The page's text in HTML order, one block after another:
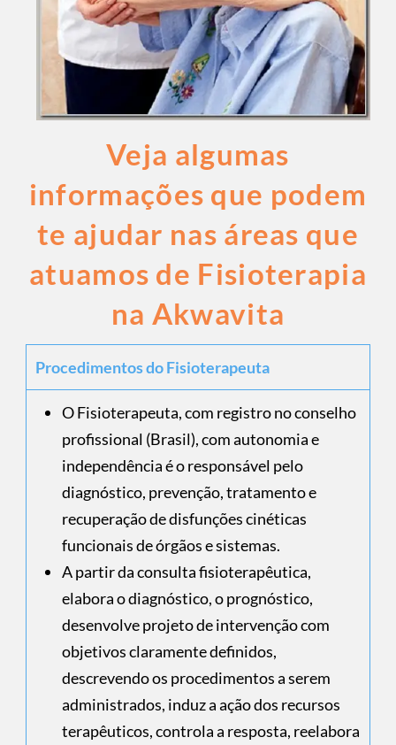
Veja algumas
informações que podem
te ajudar nas áreas que
atuamos de Fisioterapia
na Akwavita
Procedimentos do Fisioterapeuta
O Fisioterapeuta, com registro no conselho
profissional (Brasil), com autonomia e
independência é o responsável pelo
diagnóstico, prevenção, tratamento e
recuperação de disfunções cinéticas
funcionais de órgãos e sistemas.
A partir da consulta fisioterapêutica,
elabora o diagnóstico, o prognóstico,
desenvolve projeto de intervenção com
objetivos claramente definidos,
descrevendo os procedimentos a serem
administrados, induz a ação dos recursos
terapêuticos, controla a resposta, reelabora